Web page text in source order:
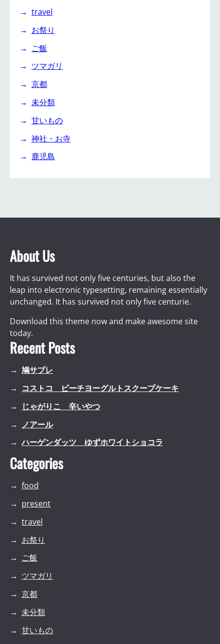
travel
お祭り
ご飯
ツマガリ
京都
未分類
甘いもの
神社・お寺
鹿児島
About Us
It has survived not only five centuries, but also the
leap into electronic typesetting, remaining essentially
unchanged. It has survived not only five centurie.
Download this theme now and make awesome site
today.
Recent Posts
鳩サブレ
コストコ ピーチヨーグルトスクープケーキ
じゃがりこ 辛いやつ
ノアール
ハーゲンダッツ ゆずホワイトショコラ
Categories
food
present
travel
お祭り
ご飯
ツマガリ
京都
未分類
甘いもの